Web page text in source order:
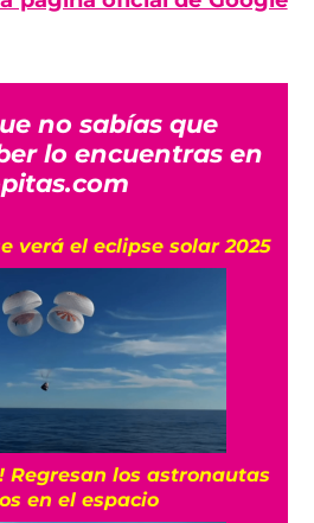
no sabías que
lo encuentras en
verá el eclipse solar 2025
Regresan los astronautas
en el espacio